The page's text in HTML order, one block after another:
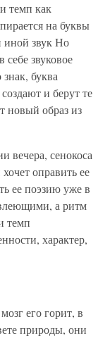
темп как
на буквы
иной звук Но
звуковое
буква
и берут те
новый образ из
вечера, сенокоса
оправить ее
ее поэзию уже в
а ритм
темп
характер,
его горит, в
природы, они